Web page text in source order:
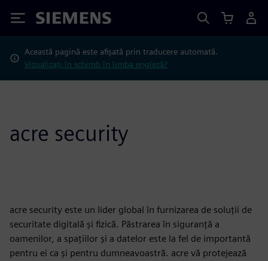
Siemens
Această pagină este afișată prin traducere automată.
Vizualizați în schimb în limba engleză?
acre security
acre security este un lider global în furnizarea de soluții de
securitate digitală și fizică. Păstrarea în siguranță a
oamenilor, a spațiilor și a datelor este la fel de importantă
pentru ei ca și pentru dumneavoastră. acre vă protejează